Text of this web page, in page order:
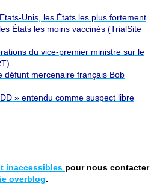
Unis, les États les plus fortement
États les moins vaccinés (TrialSite
du vice-premier ministre sur le
défunt mercenaire français Bob
» entendu comme suspect libre
inaccessibles pour nous contacter
overblog.